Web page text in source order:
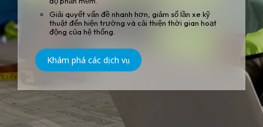
Giải quyết vấn đề nhanh hơn, giảm số lần xe kỹ
thuật đến hiện trường và cải thiện thời gian hoạt
động của hệ thống.
Khám phá các dịch vụ